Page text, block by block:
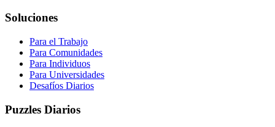
Soluciones
Para el Trabajo
Para Comunidades
Para Individuos
Para Universidades
Desafíos Diarios
Puzzles Diarios